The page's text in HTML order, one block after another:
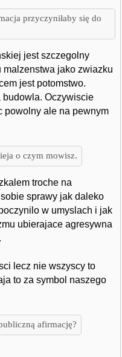
przyczyniłaby się do
jest szczegolny
malzenstwa jako zwiazku
jest potomstwo.
Oczywiscie
powolny ale na pewnym
o czym mowisz.
troche na
sprawy jak daleko
w umyslach i jak
ubierajace agresywna
lecz nie wszyscy to
to za symbol naszego
afirmację?